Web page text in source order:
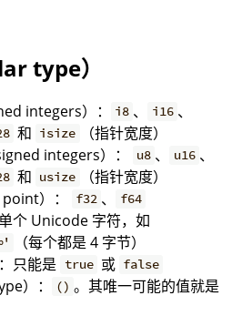
type）
integers）： i8 、 i16 、
和 isize
（指针宽度）
integers）：
u8 、 u16 、
和 usize
（指针宽度）
）：
f32 、
f64
单个 Unicode 字符，如
（每个都是 4 字节）
只能是 true 或 false
）： () 。其唯一可能的值就是